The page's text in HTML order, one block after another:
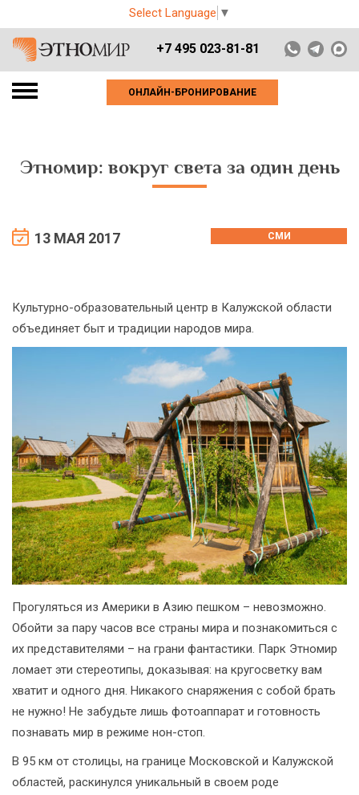
Select Language ▼
+7 495 023-81-81
ОНЛАЙН-БРОНИРОВАНИЕ
Этномир: вокруг света за один день
13 МАЯ 2017 СМИ
Культурно-образовательный центр в Калужской области
объединяет быт и традиции народов мира.
Прогуляться из Америки в Азию пешком – невозможно.
Обойти за пару часов все страны мира и познакомиться с
их представителями – на грани фантастики. Парк Этномир
ломает эти стереотипы, доказывая: на кругосветку вам
хватит и одного дня. Никакого снаряжения с собой брать
не нужно! Не забудьте лишь фотоаппарат и готовность
познавать мир в режиме нон-стоп.
В 95 км от столицы, на границе Московской и Калужской
областей, раскинулся уникальный в своем роде